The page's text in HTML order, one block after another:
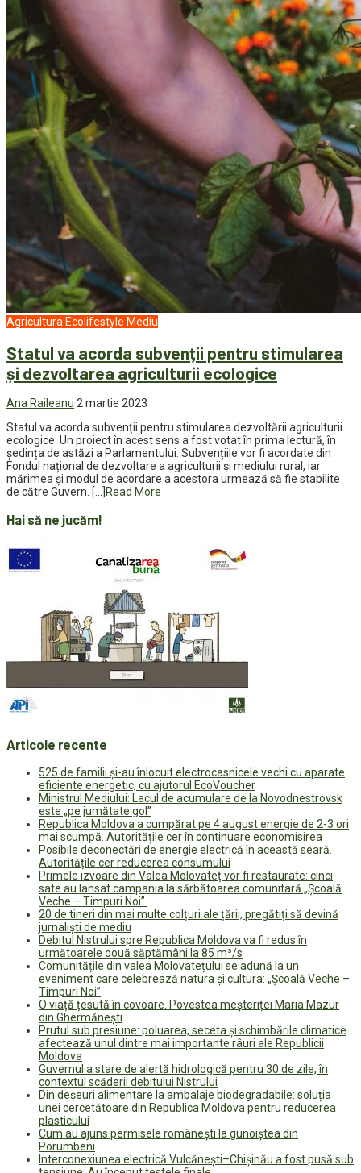
Agricultura Ecolifestyle Mediu
Statul va acorda subvenții pentru stimularea
și dezvoltarea agriculturii ecologice
Ana Raileanu 2 martie 2023
Statul va acorda subvenții pentru stimularea dezvoltării agriculturii
ecologice. Un proiect în acest sens a fost votat în prima lectură, în
ședința de astăzi a Parlamentului. Subvențiile vor fi acordate din
Fondul național de dezvoltare a agriculturii și mediului rural, iar
mărimea și modul de acordare a acestora urmează să fie stabilite
de către Guvern. […] Read More
Hai să ne jucăm!
Articole recente
525 de familii și-au înlocuit electrocasnicele vechi cu aparate
eficiente energetic, cu ajutorul EcoVoucher
Ministrul Mediului: Lacul de acumulare de la Novodnestrovsk
este „pe jumătate gol”
Republica Moldova a cumpărat pe 4 august energie de 2-3 ori
mai scumpă. Autoritățile cer în continuare economisirea
Posibile deconectări de energie electrică în această seară.
Autoritățile cer reducerea consumului
Primele izvoare din Valea Molovateț vor fi restaurate: cinci
sate au lansat campania la sărbătoarea comunitară „Școală
Veche – Timpuri Noi”
20 de tineri din mai multe colțuri ale țării, pregătiți să devină
jurnaliști de mediu
Debitul Nistrului spre Republica Moldova va fi redus în
următoarele două săptămâni la 85 m³/s
Comunitățile din valea Molovatețului se adună la un
eveniment care celebrează natura și cultura: „Școală Veche –
Timpuri Noi”
O viață țesută în covoare. Povestea meșteriței Maria Mazur
din Ghermănești
Prutul sub presiune: poluarea, seceta și schimbările climatice
afectează unul dintre mai importante râuri ale Republicii
Moldova
Guvernul a stare de alertă hidrologică pentru 30 de zile, în
contextul scăderii debitului Nistrului
Din deșeuri alimentare la ambalaje biodegradabile: soluția
unei cercetătoare din Republica Moldova pentru reducerea
plasticului
Cum au ajuns permisele românești la gunoiștea din
Porumbeni
Interconexiunea electrică Vulcănești–Chișinău a fost pusă sub